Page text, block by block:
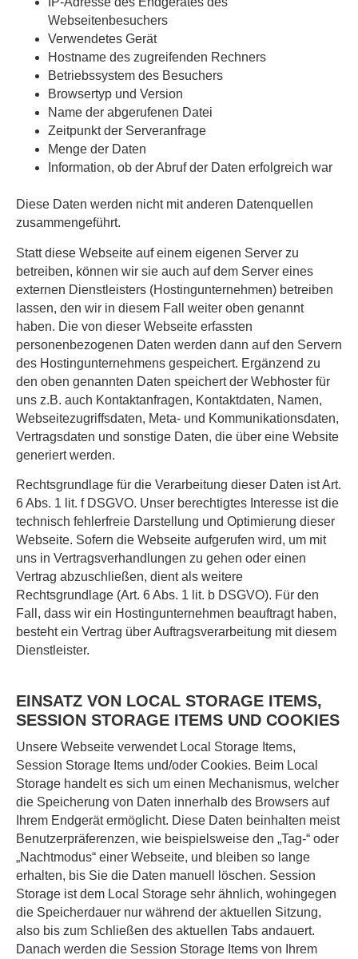
Webseitenbesuchers
Verwendetes Gerät
Hostname des zugreifenden Rechners
Betriebssystem des Besuchers
Browsertyp und Version
Name der abgerufenen Datei
Zeitpunkt der Serveranfrage
Menge der Daten
Information, ob der Abruf der Daten erfolgreich war
Diese Daten werden nicht mit anderen Datenquellen
zusammengeführt.
Statt diese Webseite auf einem eigenen Server zu
betreiben, können wir sie auch auf dem Server eines
externen Dienstleisters (Hostingunternehmen) betreiben
lassen, den wir in diesem Fall weiter oben genannt
haben. Die von dieser Webseite erfassten
personenbezogenen Daten werden dann auf den Servern
des Hostingunternehmens gespeichert. Ergänzend zu
den oben genannten Daten speichert der Webhoster für
uns z.B. auch Kontaktanfragen, Kontaktdaten, Namen,
Webseitezugriffsdaten, Meta- und Kommunikationsdaten,
Vertragsdaten und sonstige Daten, die über eine Website
generiert werden.
Rechtsgrundlage für die Verarbeitung dieser Daten ist Art.
6 Abs. 1 lit. f DSGVO. Unser berechtigtes Interesse ist die
technisch fehlerfreie Darstellung und Optimierung dieser
Webseite. Sofern die Webseite aufgerufen wird, um mit
uns in Vertragsverhandlungen zu gehen oder einen
Vertrag abzuschließen, dient als weitere
Rechtsgrundlage (Art. 6 Abs. 1 lit. b DSGVO). Für den
Fall, dass wir ein Hostingunternehmen beauftragt haben,
besteht ein Vertrag über Auftragsverarbeitung mit diesem
Dienstleister.
EINSATZ VON LOCAL STORAGE ITEMS,
SESSION STORAGE ITEMS UND COOKIES
Unsere Webseite verwendet Local Storage Items,
Session Storage Items und/oder Cookies. Beim Local
Storage handelt es sich um einen Mechanismus, welcher
die Speicherung von Daten innerhalb des Browsers auf
Ihrem Endgerät ermöglicht. Diese Daten beinhalten meist
Benutzerpräferenzen, wie beispielsweise den „Tag-“ oder
„Nachtmodus“ einer Webseite, und bleiben so lange
erhalten, bis Sie die Daten manuell löschen. Session
Storage ist dem Local Storage sehr ähnlich, wohingegen
die Speicherdauer nur während der aktuellen Sitzung,
also bis zum Schließen des aktuellen Tabs andauert.
Danach werden die Session Storage Items von Ihrem